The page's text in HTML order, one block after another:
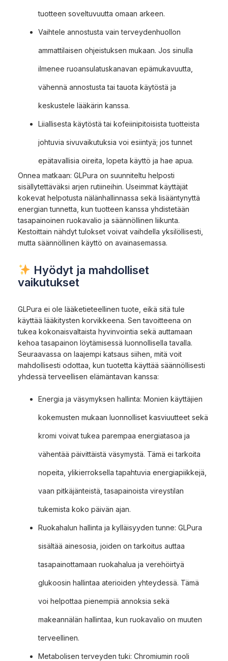
tuotteen soveltuvuutta omaan arkeen.
Vaihtele annostusta vain terveydenhuollon
ammattilaisen ohjeistuksen mukaan. Jos sinulla
ilmenee ruoansulatuskanavan epämukavuutta,
vähennä annostusta tai tauota käytöstä ja
keskustele lääkärin kanssa.
Liiallisesta käytöstä tai kofeiinipitoisista tuotteista
johtuvia sivuvaikutuksia voi esiintyä; jos tunnet
epätavallisia oireita, lopeta käyttö ja hae apua.
Onnea matkaan: GLPura on suunniteltu helposti
sisällytettäväksi arjen rutiineihin. Useimmat käyttäjät
kokevat helpotusta nälänhallinnassa sekä lisääntynyttä
energian tunnetta, kun tuotteen kanssa yhdistetään
tasapainoinen ruokavalio ja säännöllinen liikunta.
Kestoittain nähdyt tulokset voivat vaihdella yksilöllisesti,
mutta säännöllinen käyttö on avainasemassa.
Hyödyt ja mahdolliset
vaikutukset
GLPura ei ole lääketieteellinen tuote, eikä sitä tule
käyttää lääkitysten korvikkeena. Sen tavoitteena on
tukea kokonaisvaltaista hyvinvointia sekä auttamaan
kehoa tasapainon löytämisessä luonnollisella tavalla.
Seuraavassa on laajempi katsaus siihen, mitä voit
mahdollisesti odottaa, kun tuotetta käyttää säännöllisesti
yhdessä terveellisen elämäntavan kanssa:
Energia ja väsymyksen hallinta: Monien käyttäjien
kokemusten mukaan luonnolliset kasviuutteet sekä
kromi voivat tukea parempaa energiatasoa ja
vähentää päivittäistä väsymystä. Tämä ei tarkoita
nopeita, ylikierroksella tapahtuvia energiapiikkejä,
vaan pitkäjänteistä, tasapainoista vireystilan
tukemista koko päivän ajan.
Ruokahalun hallinta ja kylläisyyden tunne: GLPura
sisältää ainesosia, joiden on tarkoitus auttaa
tasapainottamaan ruokahalua ja verehöirtyä
glukoosin hallintaa aterioiden yhteydessä. Tämä
voi helpottaa pienempiä annoksia sekä
makeannälän hallintaa, kun ruokavalio on muuten
terveellinen.
Metabolisen terveyden tuki: Chromiumin rooli